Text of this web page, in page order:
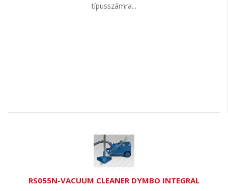
típusszámra...
RS055N-VACUUM CLEANER DYMBO INTEGRAL